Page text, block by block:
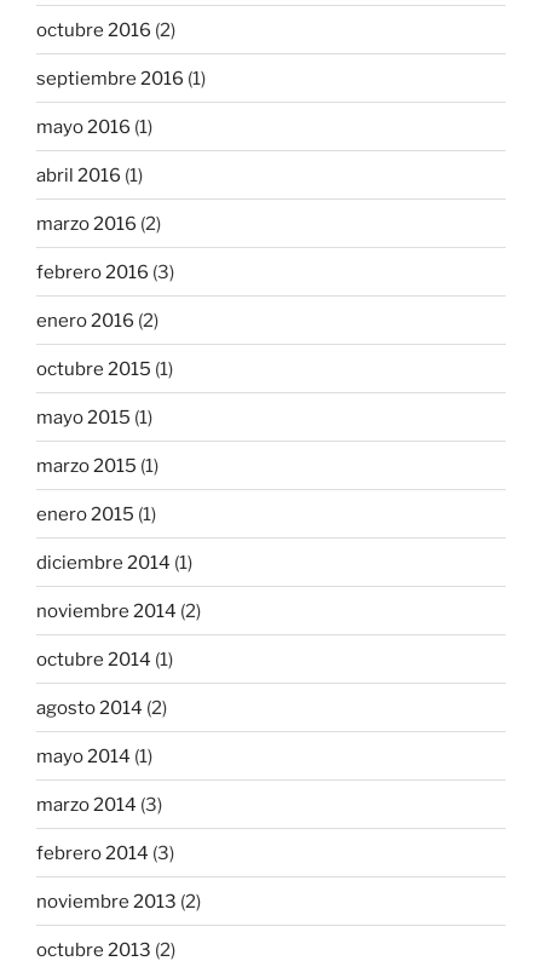
octubre 2016 (2)
septiembre 2016 (1)
mayo 2016 (1)
abril 2016 (1)
marzo 2016 (2)
febrero 2016 (3)
enero 2016 (2)
octubre 2015 (1)
mayo 2015 (1)
marzo 2015 (1)
enero 2015 (1)
diciembre 2014 (1)
noviembre 2014 (2)
octubre 2014 (1)
agosto 2014 (2)
mayo 2014 (1)
marzo 2014 (3)
febrero 2014 (3)
noviembre 2013 (2)
octubre 2013 (2)